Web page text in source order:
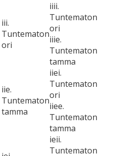
iii.
Tuntematon
ori
iiii.
Tuntematon
ori
iiie.
Tuntematon
tamma
iie.
Tuntematon
tamma
iiei.
Tuntematon
ori
iiee.
Tuntematon
tamma
ieii.
Tuntematon